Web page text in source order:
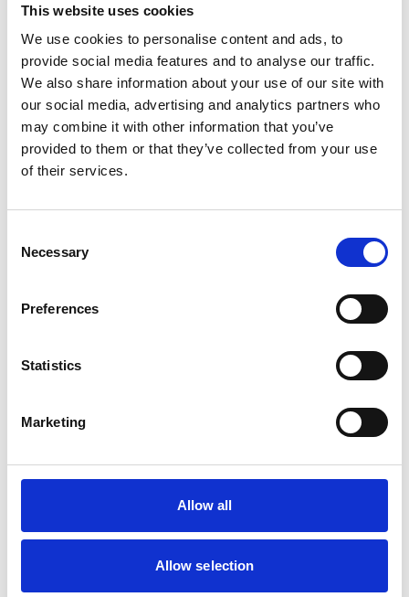
This website uses cookies
We use cookies to personalise content and ads, to
provide social media features and to analyse our traffic.
We also share information about your use of our site with
our social media, advertising and analytics partners who
may combine it with other information that you’ve
provided to them or that they’ve collected from your use
of their services.
Selection
Necessary
Preferences
Statistics
Marketing
Allow all
Allow selection